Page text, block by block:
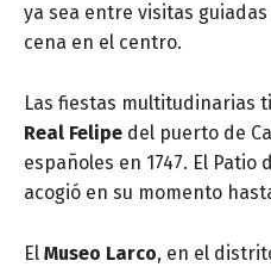
ya sea entre visitas
cena en el centro.
Las fiestas multitudinarias
Real Felipe del puerto de
españoles en 1747. El
acogió en su momento
El Museo Larco, en el